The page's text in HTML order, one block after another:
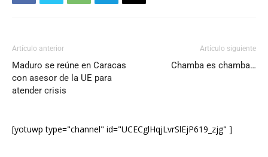
Artículo anterior
Maduro se reúne en Caracas
con asesor de la UE para
atender crisis
Artículo siguiente
Chamba es chamba…
[yotuwp type="channel" id="UCECglHqjLvrSlEjP619_zjg" ]